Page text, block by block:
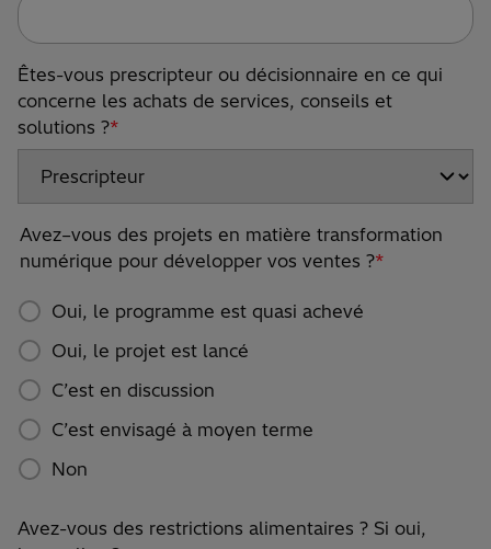
Êtes-vous prescripteur ou décisionnaire en ce qui
concerne les achats de services, conseils et
solutions ?*
Avez–vous des projets en matière transformation
numérique pour développer vos ventes ?*
Oui, le programme est quasi achevé
Oui, le projet est lancé
C’est en discussion
C’est envisagé à moyen terme
Non
Avez-vous des restrictions alimentaires ? Si oui,